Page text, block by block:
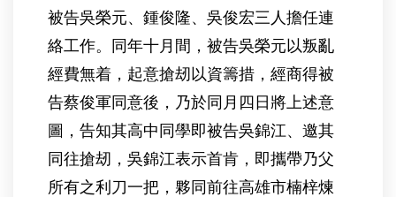
被告吳榮元、鍾俊隆、吳俊宏三人擔任連
絡工作。同年十月間，被告吳榮元以叛亂
經費無着，起意搶刼以資籌措，經商得被
告蔡俊軍同意後，乃於同月四日將上述意
圖，告知其高中同學即被告吳錦江、邀其
同往搶刼，吳錦江表示首肯，即攜帶乃父
所有之利刀一把，夥同前往高雄市楠梓煉